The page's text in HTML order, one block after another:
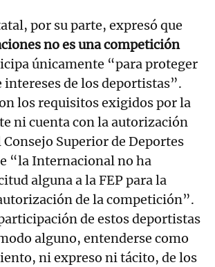
por su parte, expresó que
no es una competición
únicamente “para proteger
intereses de los deportistas”.
los requisitos exigidos por la
ni cuenta con la autorización
Superior de Deportes
“la Internacional no ha
alguna a la FEP para la
de la competición”.
de estos deportistas
alguno, entenderse como
ni expreso ni tácito, de los